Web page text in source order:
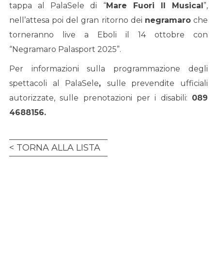
tappa al PalaSele di “Mare Fuori Il Musical”,
nell’attesa poi del gran ritorno dei negramaroche
torneranno live a Eboli il 14 ottobre con
“Negramaro Palasport 2025”.
Per informazioni sulla programmazione degli
spettacoli al PalaSele, sulle prevendite ufficiali
autorizzate, sulle prenotazioni per i disabili: 089
4688156.
TORNA ALLA LISTA